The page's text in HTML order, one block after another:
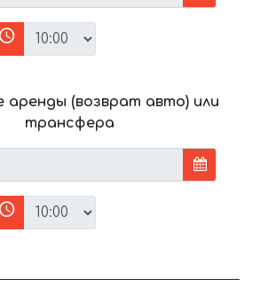
аренды (возврат авто) или
трансфера